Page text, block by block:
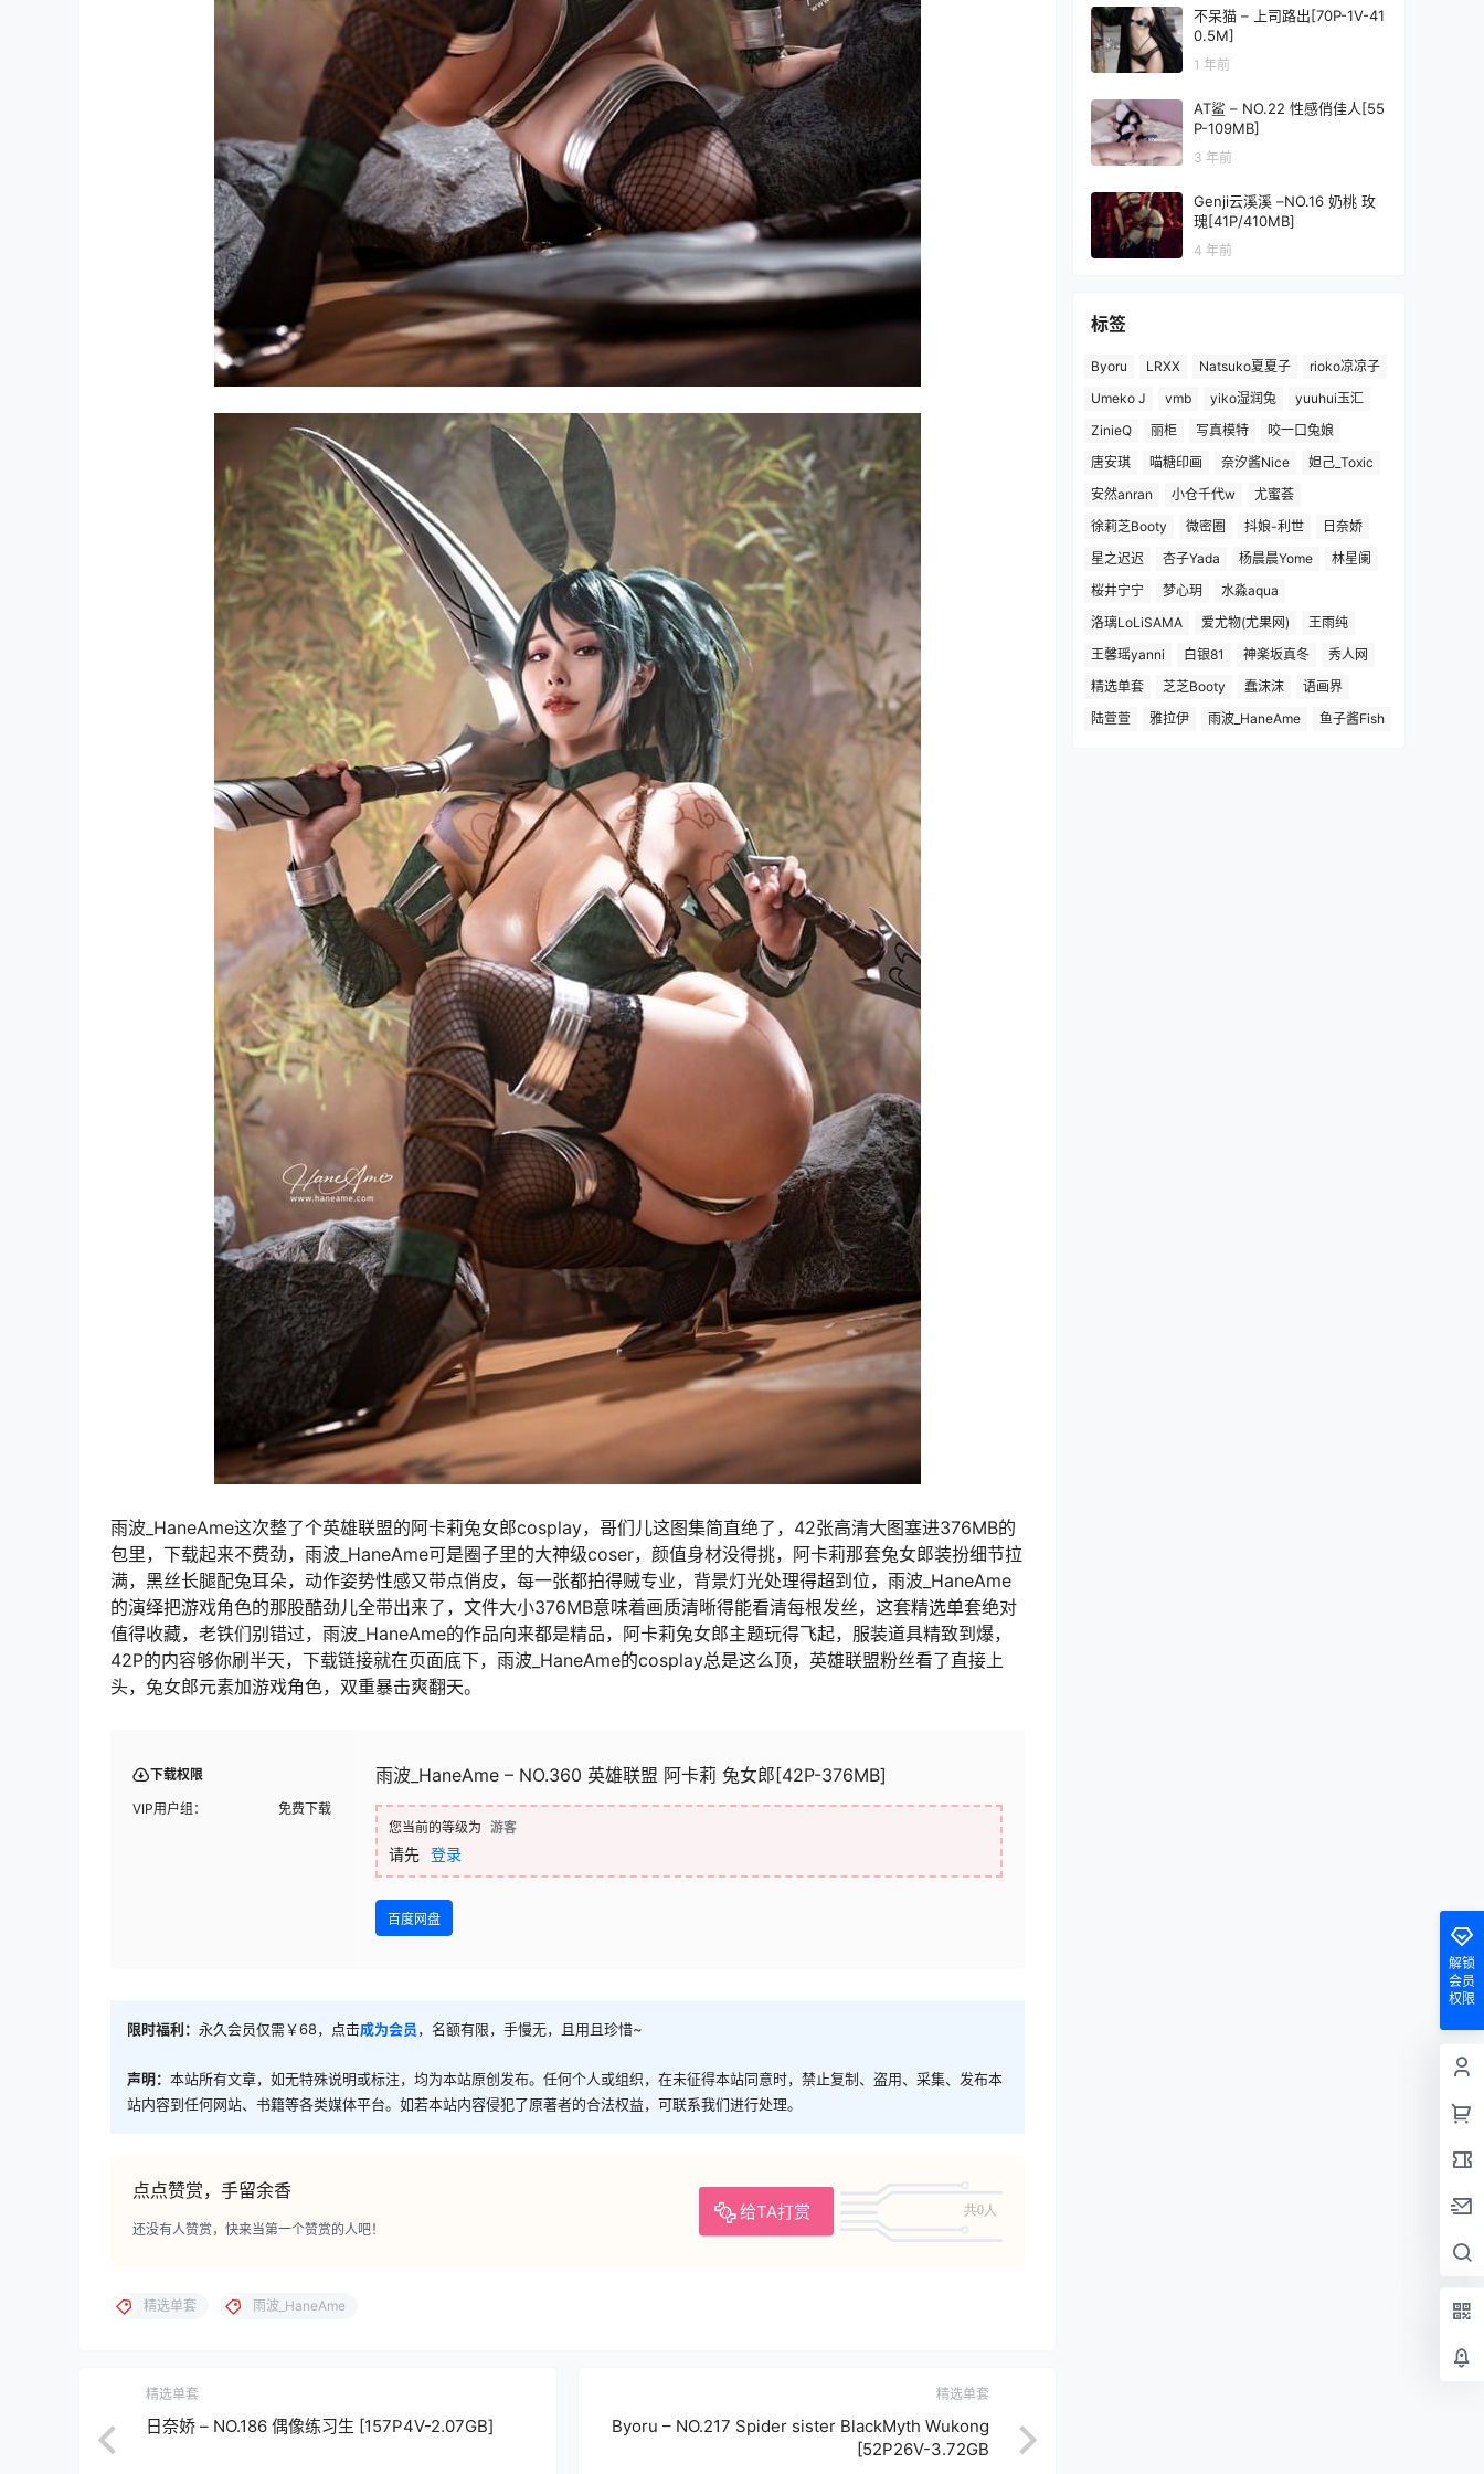
雨波_HaneAme这次整了个英雄联盟的阿卡莉兔女郎cosplay，哥们儿这图集简直绝了，42张高清大图塞进376MB的
包里，下载起来不费劲，雨波_HaneAme可是圈子里的大神级coser，颜值身材没得挑，阿卡莉那套兔女郎装扮细节拉
满，黑丝长腿配兔耳朵，动作姿势性感又带点俏皮，每一张都拍得贼专业，背景灯光处理得超到位，雨波_HaneAme
的演绎把游戏角色的那股酷劲儿全带出来了，文件大小376MB意味着画质清晰得能看清每根发丝，这套精选单套绝对
值得收藏，老铁们别错过，雨波_HaneAme的作品向来都是精品，阿卡莉兔女郎主题玩得飞起，服装道具精致到爆，
42P的内容够你刷半天，下载链接就在页面底下，雨波_HaneAme的cosplay总是这么顶，英雄联盟粉丝看了直接上
头，兔女郎元素加游戏角色，双重暴击爽翻天。
下载权限
VIP用户组： 免费下载
雨波_HaneAme – NO.360 英雄联盟 阿卡莉 兔女郎[42P-376MB]
您当前的等级为 游客
请先 登录
百度网盘
限时福利： 永久会员仅需￥68，点击成为会员，名额有限，手慢无，且用且珍惜~
声明： 本站所有文章，如无特殊说明或标注，均为本站原创发布。任何个人或组织，在未征得本站同意时，禁止复制、盗用、采集、发布本
站内容到任何网站、书籍等各类媒体平台。如若本站内容侵犯了原著者的合法权益，可联系我们进行处理。
点点赞赏，手留余香
给TA打赏 共0人
还没有人赞赏，快来当第一个赞赏的人吧！
精选单套 雨波_HaneAme
精选单套
日奈娇 – NO.186 偶像练习生 [157P4V-2.07GB]
精选单套
Byoru – NO.217 Spider sister BlackMyth Wukong
[52P26V-3.72GB
不呆猫 – 上司路出[70P-1V-41
0.5M]
1 年前
AT鲨 – NO.22 性感俏佳人[55
P-109MB]
3 年前
Genji云溪溪 –NO.16 奶桃 玫
瑰[41P/410MB]
4 年前
标签
Byoru LRXX Natsuko夏夏子
rioko凉凉子
Umeko J
vmb yiko湿润兔
yuuhui玉汇
ZinieQ
丽柜 写真模特
咬一口兔娘
唐安琪
喵糖印画 奈汐酱Nice
妲己_Toxic
安然anran
小仓千代w
尤蜜荟
徐莉芝Booty
微密圈 抖娘-利世
日奈娇
星之迟迟
杏子Yada 杨晨晨Yome
林星阑
桜井宁宁
梦心玥
水淼aqua
洛璃LoLiSAMA
爱尤物(尤果网)
王雨纯
王馨瑶yanni
白银81 神楽坂真冬
秀人网
精选单套
芝芝Booty 蠢沫沫
语画界
陆萱萱
雅拉伊 雨波_HaneAme 鱼子酱Fish
解锁
会员
权限